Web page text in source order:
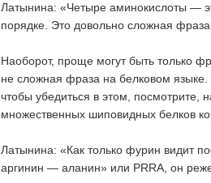
Латынина: «Четыре аминокислоты —
порядке. Это довольно сложная
Наоборот, проще могут быть только
не сложная фраза на белковом
чтобы убедиться в этом, посмотрите,
множественных шиповидных белков
Латынина: «Как только фурин видит
аргинин — аланин» или PRRA, он